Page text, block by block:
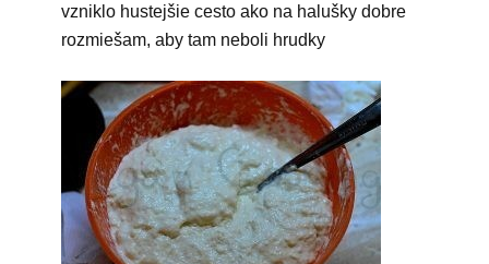
vzniklo hustejšie cesto ako na halušky dobre
rozmiešam, aby tam neboli hrudky